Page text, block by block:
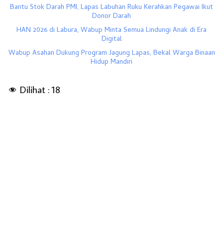
Bantu Stok Darah PMI, Lapas Labuhan Ruku Kerahkan Pegawai Ikut
Donor Darah
HAN 2026 di Labura, Wabup Minta Semua Lindungi Anak di Era
Digital
Wabup Asahan Dukung Program Jagung Lapas, Bekal Warga Binaan
Hidup Mandiri
Dilihat : 18